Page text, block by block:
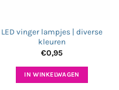
LED vinger lampjes | diverse
kleuren
€0,95
IN WINKELWAGEN